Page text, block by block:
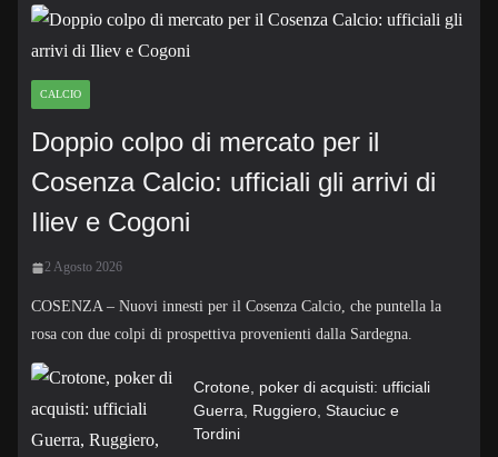
CALCIO
Doppio colpo di mercato per il
Cosenza Calcio: ufficiali gli arrivi di
Iliev e Cogoni
2 Agosto 2026
COSENZA – Nuovi innesti per il Cosenza Calcio, che puntella la
rosa con due colpi di prospettiva provenienti dalla Sardegna.
Crotone, poker di acquisti: ufficiali
Guerra, Ruggiero, Stauciuc e
Tordini